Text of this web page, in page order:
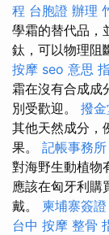
程 台胞證 辦理
學霜的替代品，
鈦，可以物理阻
按摩 seo 意思
霜在沒有合成成
別受歡迎。 撥金
其他天然成分，
果。 記帳事務所
對海野生動植物
應該在匈牙利購
戴。 柬埔寨簽證
台中 按摩 整骨